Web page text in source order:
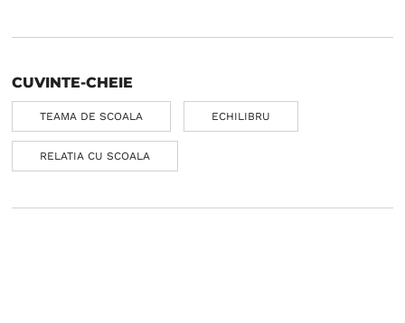
CUVINTE-CHEIE
TEAMA DE SCOALA ECHILIBRU
RELATIA CU SCOALA